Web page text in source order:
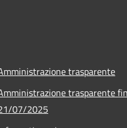
trasparente
trasparente
07/2025